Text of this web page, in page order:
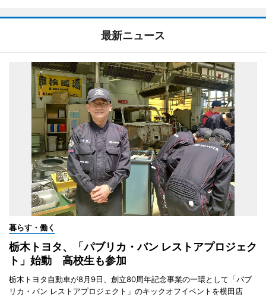
最新ニュース
暮らす・働く
栃木トヨタ、「パブリカ・バン レストアプロジェク
ト」始動 高校生も参加
栃木トヨタ自動車が8月9日、創立80周年記念事業の一環として「パブ
リカ・バン レストアプロジェクト」のキックオフイベントを横田店